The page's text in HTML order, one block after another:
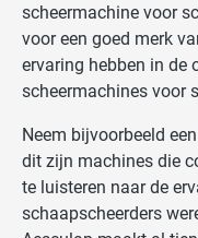
scheermachine voor
voor een goed merk
ervaring hebben in de
scheermachines voor
Neem bijvoorbeeld
dit zijn machines die
te luisteren naar de
schaapscheerders